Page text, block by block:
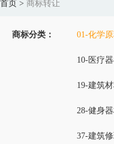
首页 > 商标转让
商标分类： 01-化学
10-医疗
19-建筑
28-健身
37-建筑